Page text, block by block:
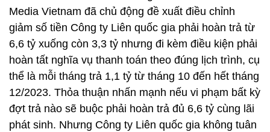
Media Vietnam đã chủ động đề xuất điều chỉnh
giảm số tiền Công ty Liên quốc gia phải hoàn trả từ
6,6 tỷ xuống còn 3,3 tỷ nhưng đi kèm điều kiện phải
hoàn tất nghĩa vụ thanh toán theo đúng lịch trình, cụ
thể là mỗi tháng trả 1,1 tỷ từ tháng 10 đến hết tháng
12/2023. Thỏa thuận nhấn mạnh nếu vi phạm bất kỳ
đợt trả nào sẽ buộc phải hoàn trả đủ 6,6 tỷ cùng lãi
phát sinh. Nhưng Công ty Liên quốc gia không tuân